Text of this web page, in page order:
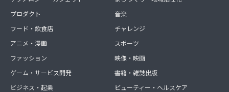
プロダクト
フード・飲食店
アニメ・漫画
ファッション
ゲーム・サービス開発
ビジネス・起業
音楽
チャレンジ
スポーツ
映像・映画
書籍・雑誌出版
ビューティー・ヘルスケア